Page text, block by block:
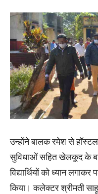
उन्होंने बालक रमेश से
सुविधाओं सहित खेलकूद के
विद्यार्थियों को ध्यान
किया। कलेक्टर श्रीमती